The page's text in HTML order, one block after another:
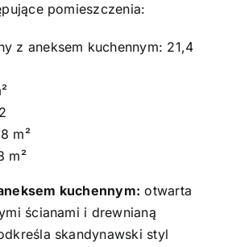
pomieszczenia:
z aneksem kuchennym: 21,4
m²
m²
kuchennym: otwarta
ścianami i drewnianą
skandynawski styl